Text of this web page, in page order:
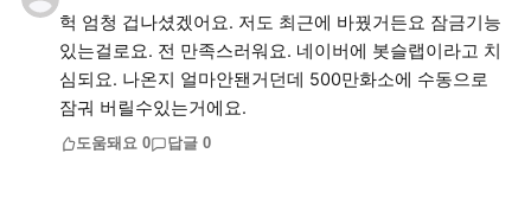
헉 엄청 겁나셨겠어요. 저도 최근에 바꿨거든요 잠금기능
있는걸로요. 전 만족스러워요. 네이버에 봇슬랩이라고 치
심되요. 나온지 얼마안됀거던데 500만화소에 수동으로
잠궈 버릴수있는거에요.
도움돼요 0 답글 0